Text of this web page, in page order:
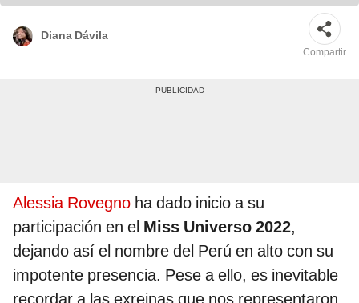
Diana Dávila
Compartir
Alessia Rovegno ha dado inicio a su
participación en el Miss Universo 2022,
dejando así el nombre del Perú en alto con su
impotente presencia. Pese a ello, es inevitable
recordar a las exreinas que nos representaron